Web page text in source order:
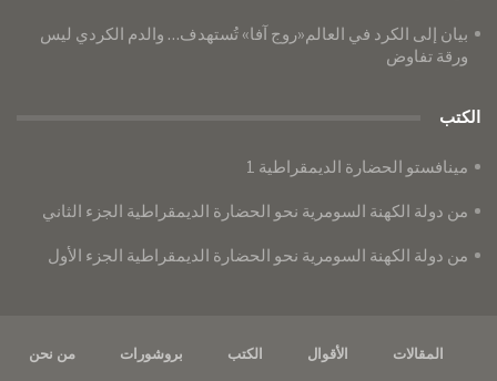
بيان إلى الكرد في العالم«روج آفا» تُستهدف… والدم الكردي ليس
ورقة تفاوض
الكتب
مينافستو الحضارة الديمقراطية 1
من دولة الكهنة السومرية نحو الحضارة الديمقراطية الجزء الثاني
من دولة الكهنة السومرية نحو الحضارة الديمقراطية الجزء الأول
المقالات الأقوال الكتب بروشورات من نحن